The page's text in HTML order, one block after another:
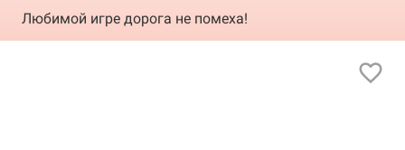
Любимой игре дорога не помеха!